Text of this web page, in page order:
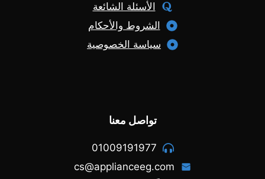
الأسئلة الشائعة
الشروط والأحكام
سياسة الخصوصية
تواصل معنا
01009191977
cs@applianceeg.com